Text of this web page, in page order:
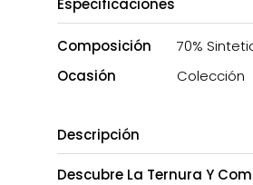
Composición
70%
Ocasión
Colección
Descripción
Descubre La Ternura Y